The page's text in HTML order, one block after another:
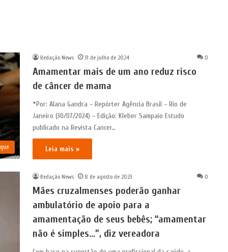
Redação News 31 de julho de 2024 0
Amamentar mais de um ano reduz risco
de câncer de mama
*Por: Alana Gandra – Repórter Agência Brasil – Rio de
Janeiro (30/07/2024) – Edição: Kleber Sampaio Estudo
publicado na Revista Cancer…
Leia mais »
Redação News 8 de agosto de 2023 0
Mães cruzalmenses poderão ganhar
ambulatório de apoio para a
amamentação de seus bebês; “amamentar
não é simples…”, diz vereadora